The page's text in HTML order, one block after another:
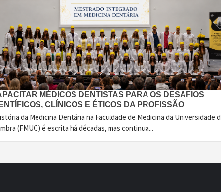
MÉDICOS DENTISTAS PARA OS DESAFIOS
CLÍNICOS E ÉTICOS DA PROFISSÃO
da Medicina Dentária na Faculdade de Medicina da Universidade
(FMUC) é escrita há décadas, mas continua...